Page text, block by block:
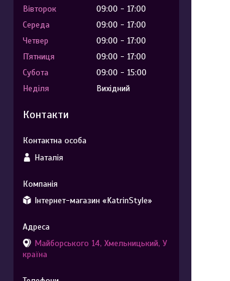
Вівторок
09:00
17:00
Середа
09:00
17:00
Четвер
09:00
17:00
Пʼятниця
09:00
17:00
Субота
09:00
15:00
Неділя
Вихідний
Контакти
Наталія
Інтернет-магазин «KatrinStyle»
Майборського 14, Хмельницький, У
країна